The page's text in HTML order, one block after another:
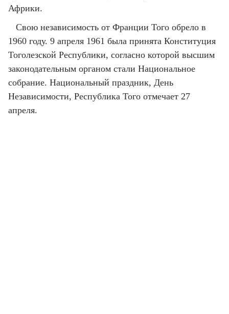
Африки.
Свою независимость от Франции Того обрело в
1960 году. 9 апреля 1961 была принята Конституция
Тоголезской Республики, согласно которой высшим
законодательным органом стали Национальное
собрание. Национальный праздник, День
Независимости, Республика Того отмечает 27
апреля.